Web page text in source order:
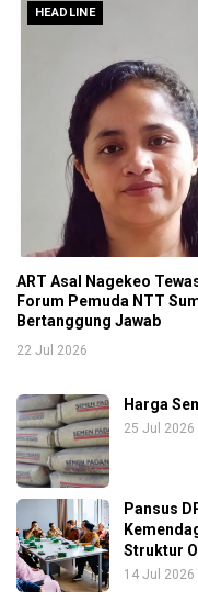
HEADLINE
ART Asal Nagekeo
Forum Pemuda NTT
Bertanggung Jawab
22 Jul 2026
Harga
25 Jul 2026
Pansus
Struktur
14 Jul 2026